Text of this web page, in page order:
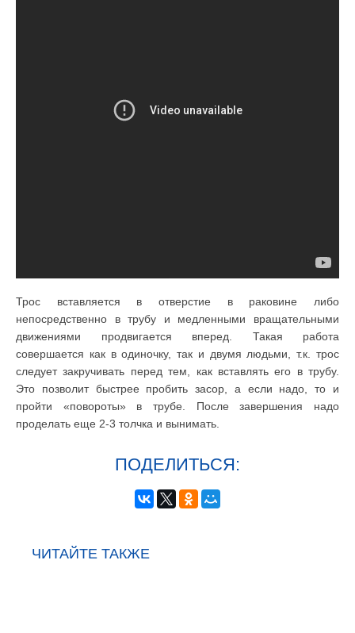
Трос вставляется в отверстие в раковине либо
непосредственно в трубу и медленными вращательными
движениями продвигается вперед. Такая работа
совершается как в одиночку, так и двумя людьми, т.к. трос
следует закручивать перед тем, как вставлять его в трубу.
Это позволит быстрее пробить засор, а если надо, то и
пройти «повороты» в трубе. После завершения надо
проделать еще 2-3 толчка и вынимать.
ПОДЕЛИТЬСЯ:
ЧИТАЙТЕ ТАКЖЕ